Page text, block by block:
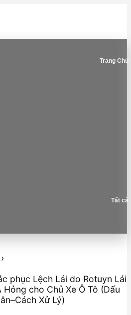
Trang Chủ
Tất cả
›
phục Lệch Lái do Rotuyn Lái
cho Chủ Xe Ô Tô (Dấu
Xử Lý)